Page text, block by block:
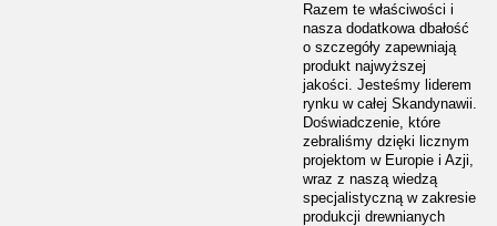
Razem te właściwości i
nasza dodatkowa dbałość
o szczegóły zapewniają
produkt najwyższej
jakości. Jesteśmy liderem
rynku w całej Skandynawii.
Doświadczenie, które
zebraliśmy dzięki licznym
projektom w Europie i Azji,
wraz z naszą wiedzą
specjalistyczną w zakresie
produkcji drewnianych